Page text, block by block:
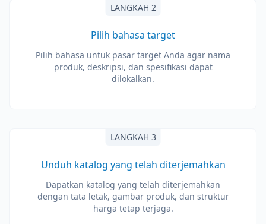
LANGKAH 2
Pilih bahasa target
Pilih bahasa untuk pasar target Anda agar nama
produk, deskripsi, dan spesifikasi dapat
dilokalkan.
LANGKAH 3
Unduh katalog yang telah diterjemahkan
Dapatkan katalog yang telah diterjemahkan
dengan tata letak, gambar produk, dan struktur
harga tetap terjaga.